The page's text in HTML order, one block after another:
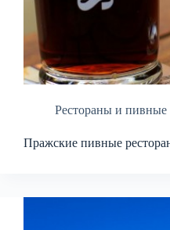
Рестораны и пивные
Пражские пивные